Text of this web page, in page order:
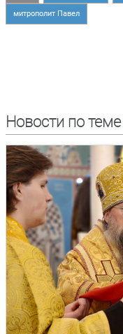
митрополит Павел
Новости по теме